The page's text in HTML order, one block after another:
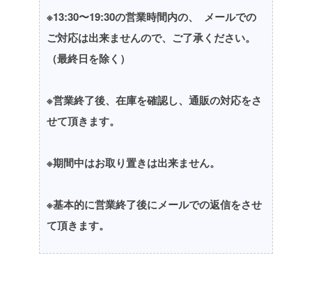
※13:30〜19:30の営業時間内の、
メールでの
ご対応は出来ませんので、ご了承ください。
（最終日を除く）
※営業終了後、在庫を確認し、通販の対応をさ
せて頂きます。
※期間中はお取り置きは出来ません。
※基本的に営業終了後にメールでの返信をさせ
て頂きます。